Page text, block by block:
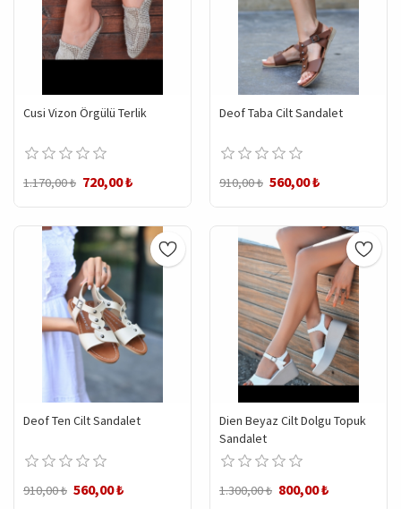
Cusi Vizon Örgülü Terlik
1.170,00 ₺ 720,00 ₺
Deof Taba Cilt Sandalet
910,00 ₺ 560,00 ₺
Deof Ten Cilt Sandalet
910,00 ₺ 560,00 ₺
Dien Beyaz Cilt Dolgu Topuk
Sandalet
1.300,00 ₺ 800,00 ₺